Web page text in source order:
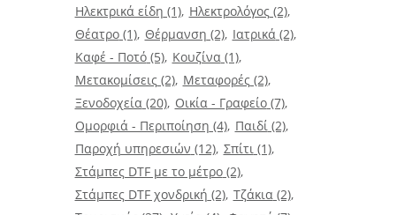
Ηλεκτρικά είδη (1) Ηλεκτρολόγος(2)
Θέατρο(1) Θέρμανση (2) Ιατρικά (2)
Καφέ - Ποτό(5) Κουζίνα (1)
Μετακομίσεις(2) Μεταφορές(2)
Ξενοδοχεία (20) Οικία - Γραφείο(7)
Ομορφιά - Περιποίηση (4) Παιδί (2)
Παροχή υπηρεσιών (12) Σπίτι (1)
Στάμπες DTF με το μέτρο(2)
Στάμπες DTF χονδρική (2) Τζάκια (2)